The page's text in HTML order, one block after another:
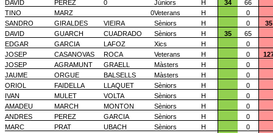
DAVID
PEREZ 0 Júniors H 34
66
TINO
MARZ 0Veterans H
0
SANDRO
GIRALDES VIEIRA Sèniors H 0
35
DAVID
GUARCH CUADRADO Sèniors H 35
65
EDGAR
GARCIA LAFOZ Xics H
0
JOSEP
CASANOVAS ROCA Veterans H 0
JOSEP
AGRAMUNT GRAELL Màsters H
0
JAUME
ORGUE BALSELLS Màsters H
0
ORIOL
FAIDELLA LLAQUET Sèniors H
0
IVAN
MULET VOLTA Sèniors H
0
AMADEU
MARCH MONTON Sèniors H
0
ANDRES
PEREZ GARCIA Sèniors H
0
MARC
PRAT UBACH Sèniors H
0